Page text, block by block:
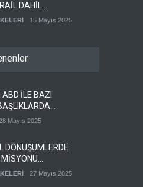
DAHİL
BARIŞ15 Mayıs 2025
EBU
ORDUSU
GÖREVE
İLE BAZI
VARDIK
Mayıs 2025
DÖNÜŞÜMLERDE
MİSYONU
27 Mayıs 2025